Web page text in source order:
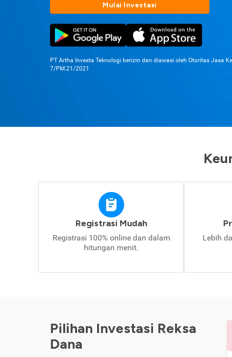
Mulai Investasi
PT Artha Investa Teknologi berizin dan diawasi oleh Otoritas Jasa
7/PM.21/2021
Registrasi Mudah
Registrasi 100% online dan dalam
hitungan menit.
Lebih
Pilihan Investasi Reksa
Dana